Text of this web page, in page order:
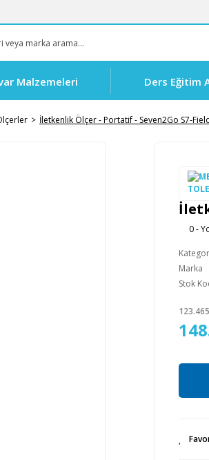
Malzemeleri Ders Eğitim
İletkenlik Ölçer - Portatif - Seven2Go S7-
0 -
Marka
Stok